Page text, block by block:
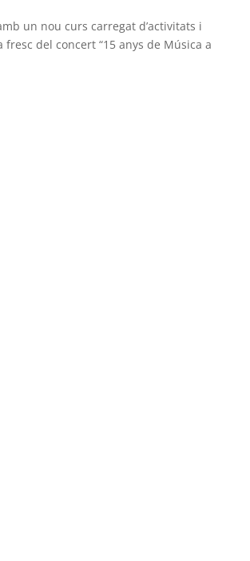
un nou curs carregat d’activitats i
del concert “15 anys de Música a